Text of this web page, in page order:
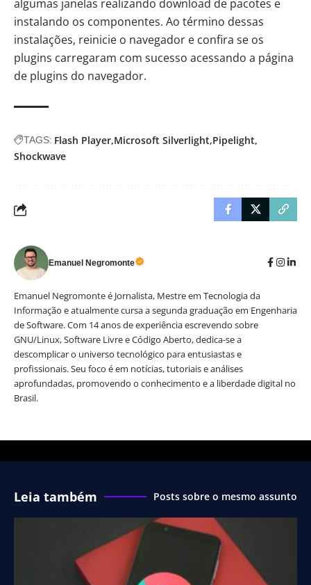
algumas janelas realizando download de pacotes e
instalando os componentes. Ao término dessas
instalações, reinicie o navegador e confira se os
plugins carregaram com sucesso acessando a página
de plugins do navegador.
TAGS: Flash Player Microsoft Silverlight Pipelight
Shockwave
Emanuel Negromonte
Emanuel Negromonte é Jornalista, Mestre em Tecnologia da
Informação e atualmente cursa a segunda graduação em Engenharia
de Software. Com 14 anos de experiência escrevendo sobre
GNU/Linux, Software Livre e Código Aberto, dedica-se a
descomplicar o universo tecnológico para entusiastas e
profissionais. Seu foco é em notícias, tutoriais e análises
aprofundadas, promovendo o conhecimento e a liberdade digital no
Brasil.
Leia também Posts sobre o mesmo assunto